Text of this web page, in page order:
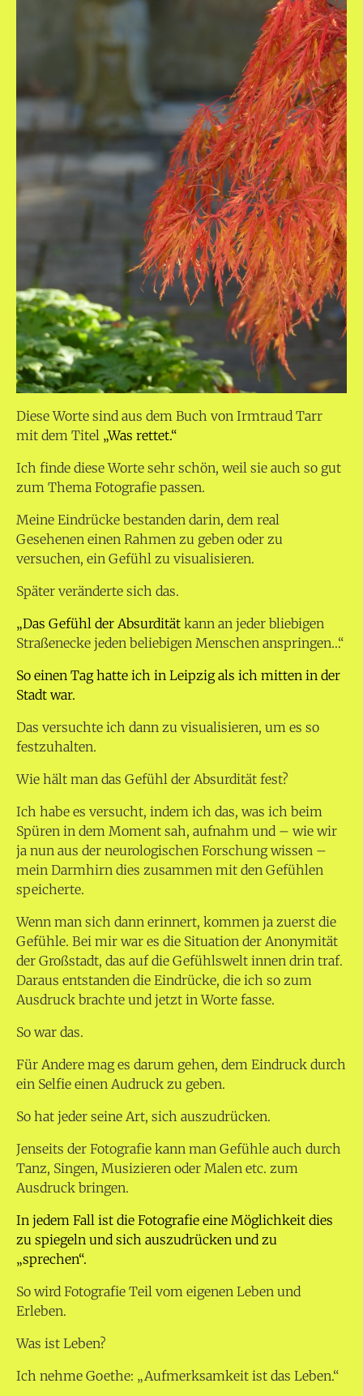
Diese Worte sind aus dem Buch von Irmtraud Tarr
mit dem Titel „Was rettet.“
Ich finde diese Worte sehr schön, weil sie auch so gut
zum Thema Fotografie passen.
Meine Eindrücke bestanden darin, dem real
Gesehenen einen Rahmen zu geben oder zu
versuchen, ein Gefühl zu visualisieren.
Später veränderte sich das.
„Das Gefühl der Absurdität kann an jeder bliebigen
Straßenecke jeden beliebigen Menschen anspringen…“
So einen Tag hatte ich in Leipzig als ich mitten in der
Stadt war.
Das versuchte ich dann zu visualisieren, um es so
festzuhalten.
Wie hält man das Gefühl der Absurdität fest?
Ich habe es versucht, indem ich das, was ich beim
Spüren in dem Moment sah, aufnahm und – wie wir
ja nun aus der neurologischen Forschung wissen –
mein Darmhirn dies zusammen mit den Gefühlen
speicherte.
Wenn man sich dann erinnert, kommen ja zuerst die
Gefühle. Bei mir war es die Situation der Anonymität
der Großstadt, das auf die Gefühlswelt innen drin traf.
Daraus entstanden die Eindrücke, die ich so zum
Ausdruck brachte und jetzt in Worte fasse.
So war das.
Für Andere mag es darum gehen, dem Eindruck durch
ein Selfie einen Audruck zu geben.
So hat jeder seine Art, sich auszudrücken.
Jenseits der Fotografie kann man Gefühle auch durch
Tanz, Singen, Musizieren oder Malen etc. zum
Ausdruck bringen.
In jedem Fall ist die Fotografie eine Möglichkeit dies
zu spiegeln und sich auszudrücken und zu
„sprechen“.
So wird Fotografie Teil vom eigenen Leben und
Erleben.
Was ist Leben?
Ich nehme Goethe: „Aufmerksamkeit ist das Leben.“